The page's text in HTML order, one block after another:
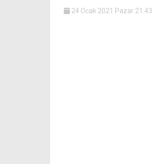
24 Ocak 2021 Pazar 21:43